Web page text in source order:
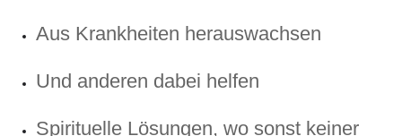
Aus Krankheiten herauswachsen
Und anderen dabei helfen
Spirituelle Lösungen, wo sonst keiner